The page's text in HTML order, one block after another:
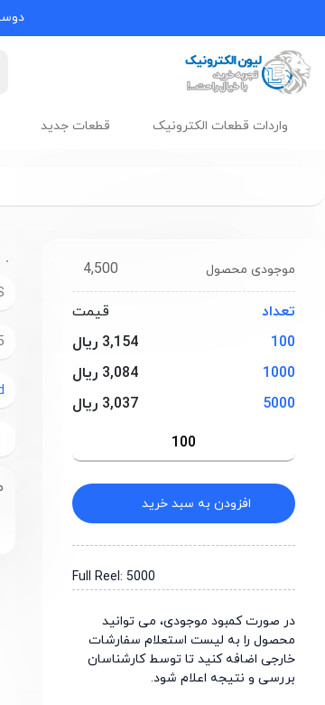
واردات قطعات الکترونیک قطعات جدید
4,500 موجودی محصول
تعداد
قیمت
100
3,154 ریال
1000
3,084 ریال
5000
3,037 ریال
افزودن به سبد خرید
Full Reel: 5000
در صورت کمبود موجودی، می توانید
محصول را به لیست استعلام سفارشات
خارجی اضافه کنید تا توسط کارشناسان
بررسی و نتیجه اعلام شود.